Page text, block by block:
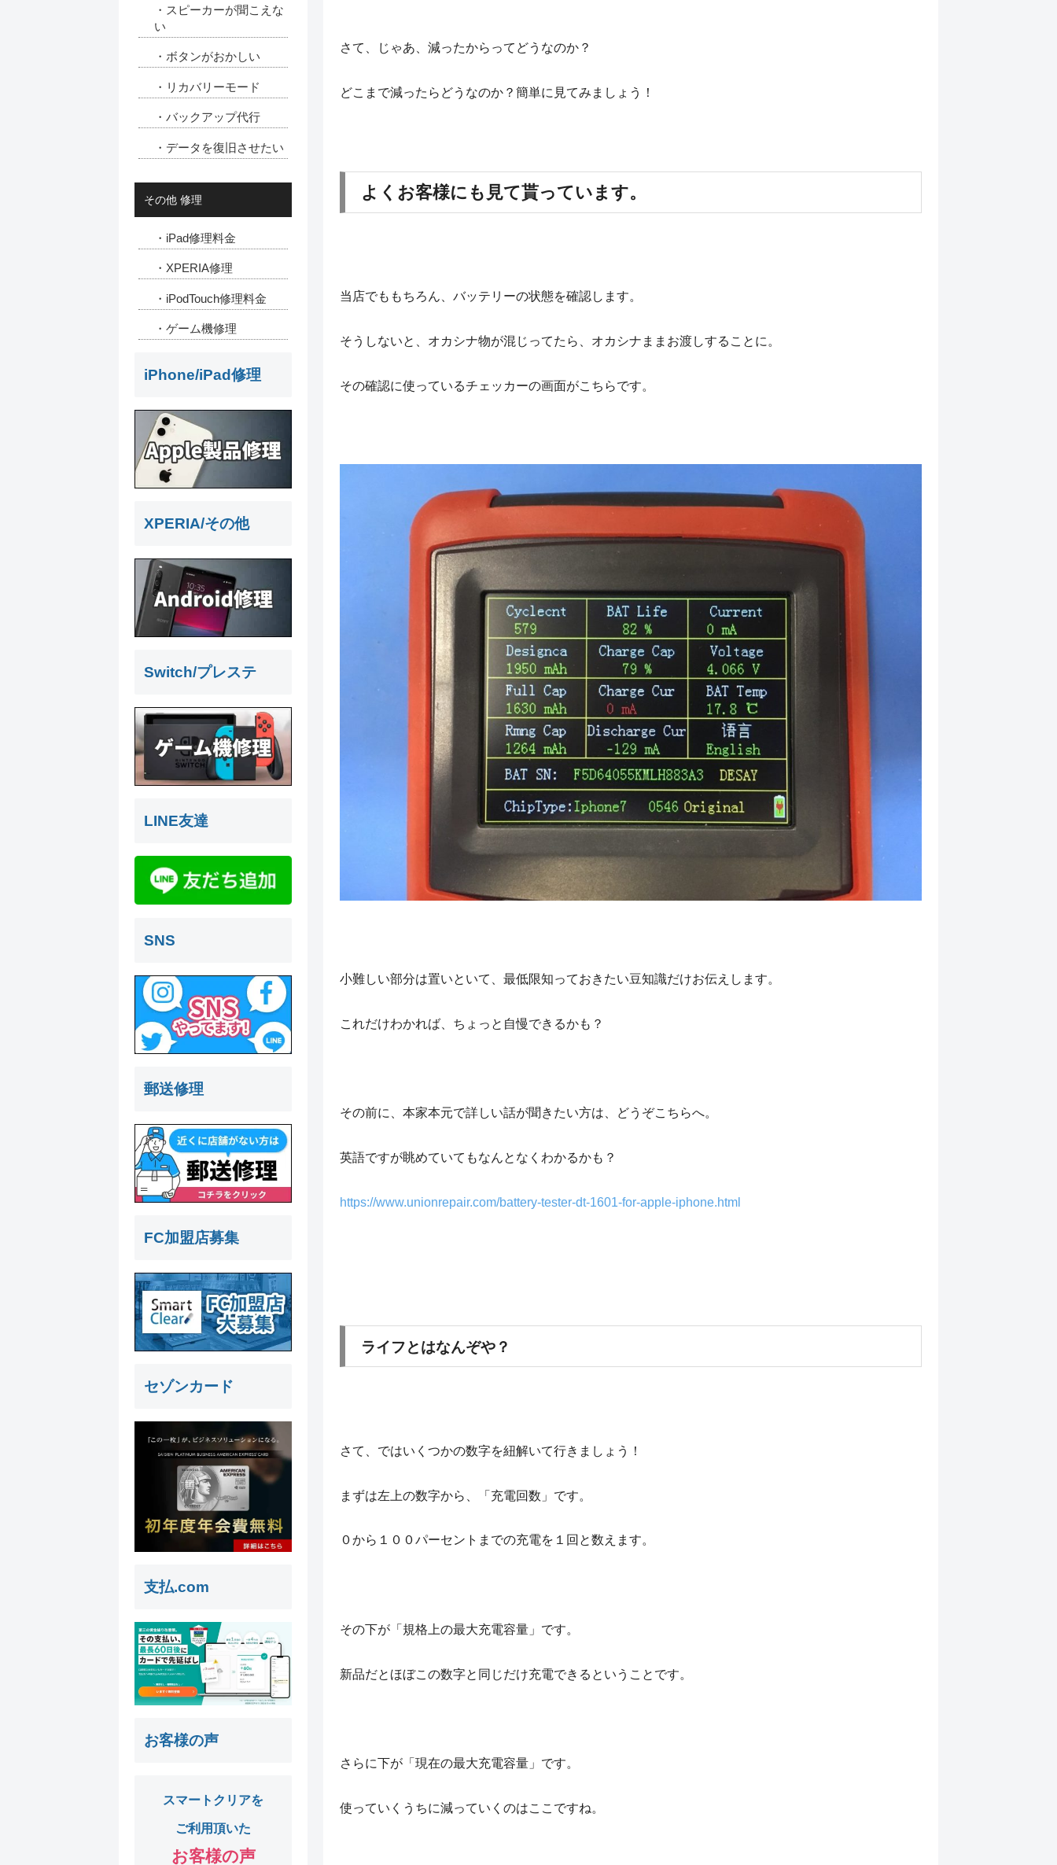
さて、じゃあ、減ったからってどうなのか？
どこまで減ったらどうなのか？簡単に見てみましょう！
よくお客様にも見て貰っています。
当店でももちろん、バッテリーの状態を確認します。
そうしないと、オカシナ物が混じってたら、オカシナままお渡しすることに。
その確認に使っているチェッカーの画面がこちらです。
小難しい部分は置いといて、最低限知っておきたい豆知識だけお伝えします。
これだけわかれば、ちょっと自慢できるかも？
その前に、本家本元で詳しい話が聞きたい方は、どうぞこちらへ。
英語ですが眺めていてもなんとなくわかるかも？
https://www.unionrepair.com/battery-tester-dt-1601-for-apple-iphone.html
ライフとはなんぞや？
さて、ではいくつかの数字を紐解いて行きましょう！
まずは左上の数字から、「充電回数」です。
０から１００パーセントまでの充電を１回と数えます。
その下が「規格上の最大充電容量」です。
新品だとほぼこの数字と同じだけ充電できるということです。
さらに下が「現在の最大充電容量」です。
使っていくうちに減っていくのはここですね。
・スピーカーが聞こえな
い
・ボタンがおかしい
・リカバリーモード
・バックアップ代行
・データを復旧させたい
その他 修理
・iPad修理料金
・XPERIA修理
・iPodTouch修理料金
・ゲーム機修理
iPhone/iPad修理
XPERIA/その他
Switch/プレステ
LINE友達
SNS
郵送修理
FC加盟店募集
セゾンカード
支払.com
お客様の声
スマートクリアを
ご利用頂いた
お客様の声